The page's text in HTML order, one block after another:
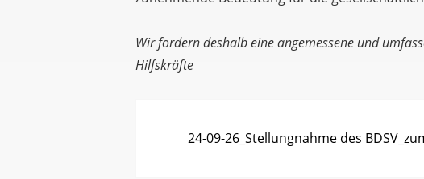
Wir fordern deshalb eine angemessene und
Hilfskräfte
24-09-26_Stellungnahme des